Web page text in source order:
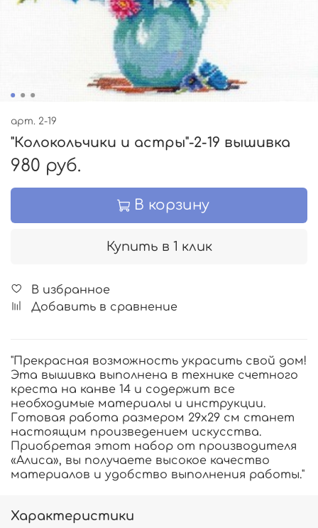
арт. 2-19
"Колокольчики и астры"-2-19 вышивка
980 руб.
В корзину
Купить в 1 клик
В избранное
Добавить в сравнение
"Прекрасная возможность украсить свой дом!
Эта вышивка выполнена в технике счетного
креста на канве 14 и содержит все
необходимые материалы и инструкции.
Готовая работа размером 29х29 см станет
настоящим произведением искусства.
Приобретая этот набор от производителя
«Алиса», вы получаете высокое качество
материалов и удобство выполнения работы."
Характеристики